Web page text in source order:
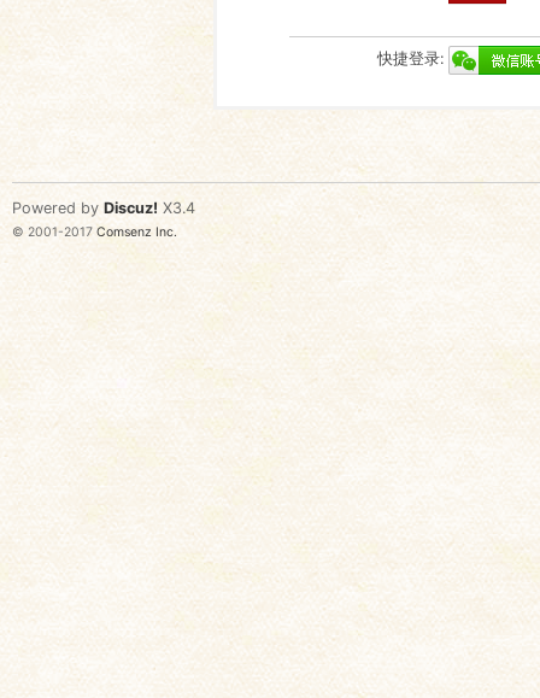
快捷登录:
Powered by Discuz! X3.4
© 2001-2017 Comsenz Inc.